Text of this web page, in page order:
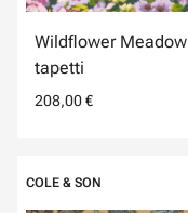
Wildflower Meadow
tapetti
208,00 €
COLE & SON